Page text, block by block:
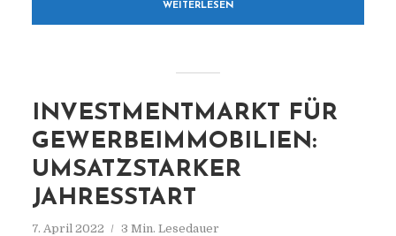
WEITERLESEN
INVESTMENTMARKT FÜR
GEWERBEIMMOBILIEN:
UMSATZSTARKER
JAHRESSTART
7. April 2022 3 Min. Lesedauer